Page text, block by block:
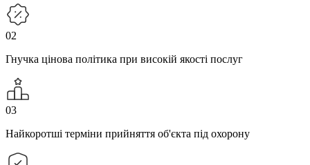
02
Гнучка цінова політика при високій якості послуг
03
Найкоротші терміни прийняття об'єкта під охорону